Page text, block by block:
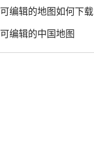
可编辑的地图如何下载
可编辑的中国地图